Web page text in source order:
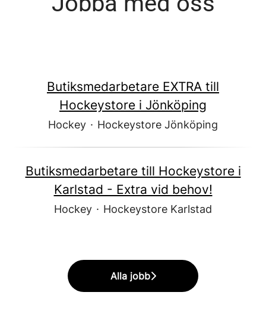
Butiksmedarbetare EXTRA till
Hockeystore i Jönköping
Hockey · Hockeystore Jönköping
Butiksmedarbetare till Hockeystore i
Karlstad - Extra vid behov!
Hockey · Hockeystore Karlstad
Alla jobb